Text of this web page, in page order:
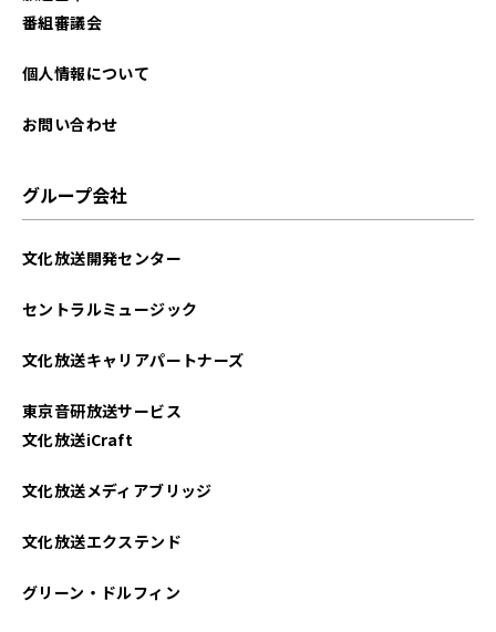
番組審議会
個人情報について
お問い合わせ
グループ会社
文化放送開発センター
セントラルミュージック
文化放送キャリアパートナーズ
東京音研放送サービス
文化放送iCraft
文化放送メディアブリッジ
文化放送エクステンド
グリーン・ドルフィン